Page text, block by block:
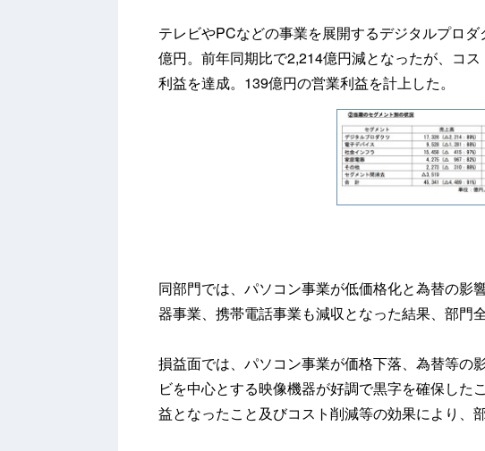
テレビやPCなどの事業を展開するデジタルプロ
億円。前年同期比で2,214億円減となったが、コ
利益を達成。139億円の営業利益を計上した。
同部門では、パソコン事業が低価格化と為替の影
器事業、携帯電話事業も減収となった結果、部門
損益面では、パソコン事業が価格下落、為替等の
ビを中心とする映像機器が好調で黒字を確保した
益となったこと及びコスト削減等の効果により、